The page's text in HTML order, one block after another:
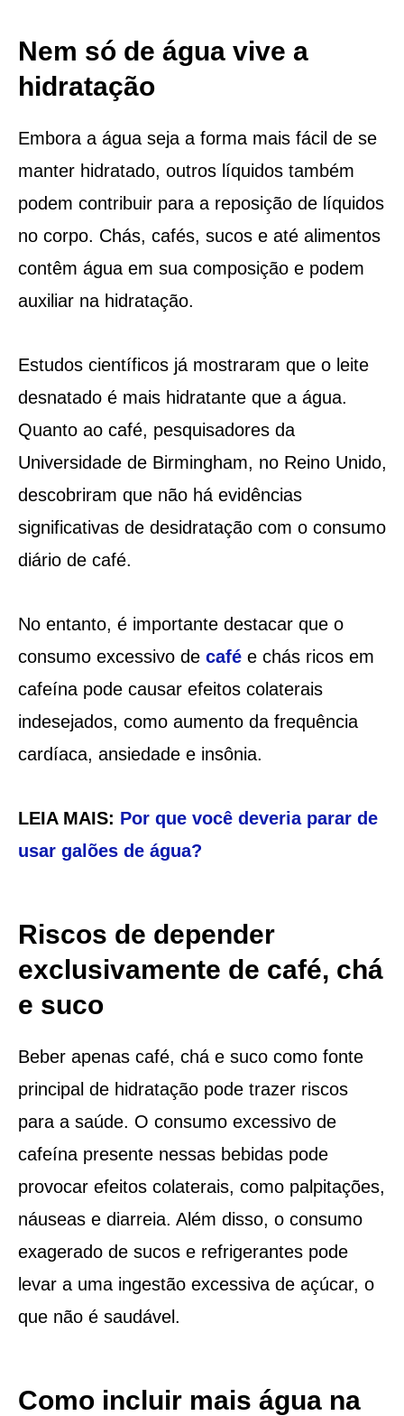
Nem só de água vive a
hidratação
Embora a água seja a forma mais fácil de se
manter hidratado, outros líquidos também
podem contribuir para a reposição de líquidos
no corpo. Chás, cafés, sucos e até alimentos
contêm água em sua composição e podem
auxiliar na hidratação.
Estudos científicos já mostraram que o leite
desnatado é mais hidratante que a água.
Quanto ao café, pesquisadores da
Universidade de Birmingham, no Reino Unido,
descobriram que não há evidências
significativas de desidratação com o consumo
diário de café.
No entanto, é importante destacar que o
consumo excessivo de cafée chás ricos em
cafeína pode causar efeitos colaterais
indesejados, como aumento da frequência
cardíaca, ansiedade e insônia.
LEIA MAIS: Por que você deveria parar de
usar galões de água?
Riscos de depender
exclusivamente de café, chá
e suco
Beber apenas café, chá e suco como fonte
principal de hidratação pode trazer riscos
para a saúde. O consumo excessivo de
cafeína presente nessas bebidas pode
provocar efeitos colaterais, como palpitações,
náuseas e diarreia. Além disso, o consumo
exagerado de sucos e refrigerantes pode
levar a uma ingestão excessiva de açúcar, o
que não é saudável.
Como incluir mais água na